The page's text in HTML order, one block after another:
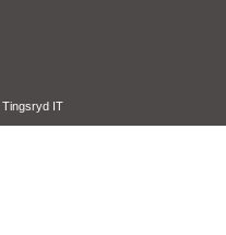
Tingsryd IT